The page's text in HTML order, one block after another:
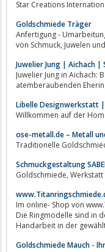
Goldschmiede Träger
Anfertigung -
von Schmuck,
Juwelier Jung | Aichach |
Juwelier Jung in Aichach:
atemberaubenden
Libelle Designwerkstatt
Willkommen auf der
ose-metall.de – Metall
Traditionelle
Schmuckgestaltung
Im online- Shop von
Die Ringmodelle sind in den hochwertigen
Handarbeit in der
Goldschmiede Mauch -